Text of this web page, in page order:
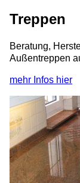
Treppen
Beratung,
Außentreppen
mehr Infos hier